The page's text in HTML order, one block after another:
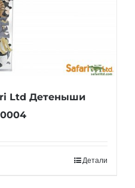
Ltd Детеныши
Детали